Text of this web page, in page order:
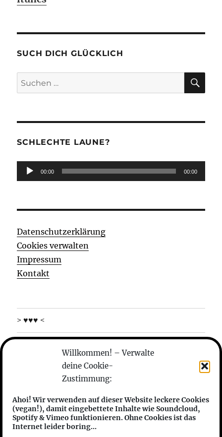
Willkommen! – Verwalte
deine Cookie-
Zustimmung:
Ahoi! Wir verwenden auf dieser Website leckere Cookies
(vegan!), damit eingebettete Inhalte wie Soundcloud,
Spotify & Vimeo funktionieren. Ohne Cookies ist das
Internet leider boring...
SUCH DICH GLÜCKLICH
Suchen
nach:
SCHLECHTE LAUNE?
Audio-
Player
00:00 00:00
Datenschutzerklärung
Cookies verwalten
Impressum
Kontakt
> ♥♥♥ <
wer sind die
features